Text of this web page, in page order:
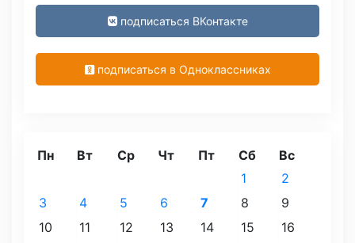
подписаться ВКонтакте
подписаться в Одноклассниках
Пн Вт Ср Чт Пт Сб Вс
1
2
3
4 5 6 7 8
9
10
11 12 13 14 15
16